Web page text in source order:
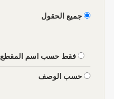
جميع الحقول
فقط حسب اسم المقطع
حسب الوصف